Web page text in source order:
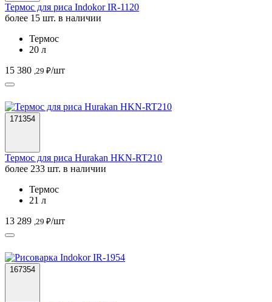
Термос для риса Indokor IR-1120
более 15 шт. в наличии
Термос
20 л
15 380 ,29 ₽/шт
171354
Термос для риса Hurakan HKN-RT210
более 233 шт. в наличии
Термос
21 л
13 289 ,29 ₽/шт
167354